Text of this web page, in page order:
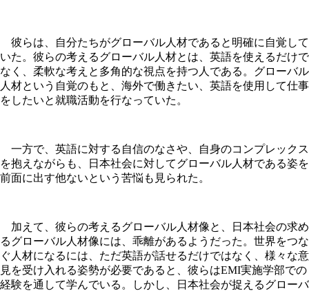
彼らは、自分たちがグローバル人材であると明確に自覚して
いた。彼らの考えるグローバル人材とは、英語を使えるだけで
なく、柔軟な考えと多角的な視点を持つ人である。グローバル
人材という自覚のもと、海外で働きたい、英語を使用して仕事
をしたいと就職活動を行なっていた。
一方で、英語に対する自信のなさや、自身のコンプレックス
を抱えながらも、日本社会に対してグローバル人材である姿を
前面に出す他ないという苦悩も見られた。
加えて、彼らの考えるグローバル人材像と、日本社会の求め
るグローバル人材像には、乖離があるようだった。世界をつな
ぐ人材になるには、ただ英語が話せるだけではなく、様々な意
見を受け入れる姿勢が必要であると、彼らはEMI実施学部での
経験を通して学んでいる。しかし、日本社会が捉えるグローバ